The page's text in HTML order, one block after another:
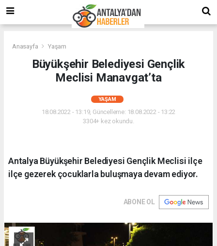
Anasayfa Yaşam
Büyükşehir Belediyesi Gençlik
Meclisi Manavgat’ta
YAŞAM
18.08.2022 - 13:19, Güncelleme: 18.08.2022 - 13:22
3304+ kez okundu.
Antalya Büyükşehir Belediyesi Gençlik Meclisi ilçe
ilçe gezerek çocuklarla buluşmaya devam ediyor.
ABONE OL